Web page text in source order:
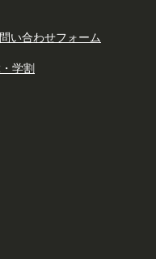
い合わせフォーム
学割